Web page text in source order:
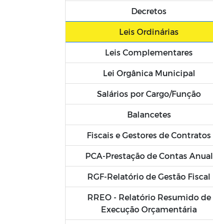
Decretos
Leis Ordinárias
Leis Complementares
Lei Orgânica Municipal
Salários por Cargo/Função
Balancetes
Fiscais e Gestores de Contratos
PCA-Prestação de Contas Anual
RGF-Relatório de Gestão Fiscal
RREO - Relatório Resumido de
Execução Orçamentária